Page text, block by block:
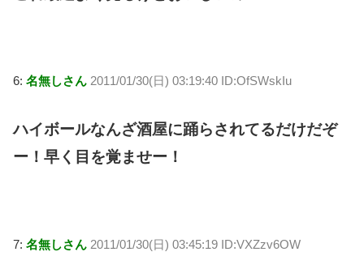
6: 名無しさん 2011/01/30(日) 03:19:40 ID:OfSWskIu
ハイボールなんざ酒屋に踊らされてるだけだぞ
ー！早く目を覚ませー！
7: 名無しさん 2011/01/30(日) 03:45:19 ID:VXZzv6OW